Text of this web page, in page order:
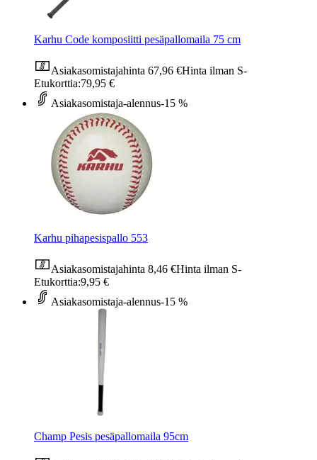
Karhu Code komposiitti pesäpallomaila 75 cm
Asiakasomistajahinta 67,96 €Hinta ilman S-
Etukorttia:79,95 €
Asiakasomistaja-alennus-15 %
Karhu pihapesispallo 553
Asiakasomistajahinta 8,46 €Hinta ilman S-
Etukorttia:9,95 €
Asiakasomistaja-alennus-15 %
Champ Pesis pesäpallomaila 95cm